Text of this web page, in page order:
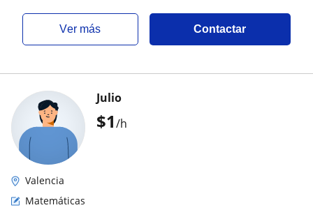
ver más Contactar
$1/h
Julio
Valencia
Matemáticas